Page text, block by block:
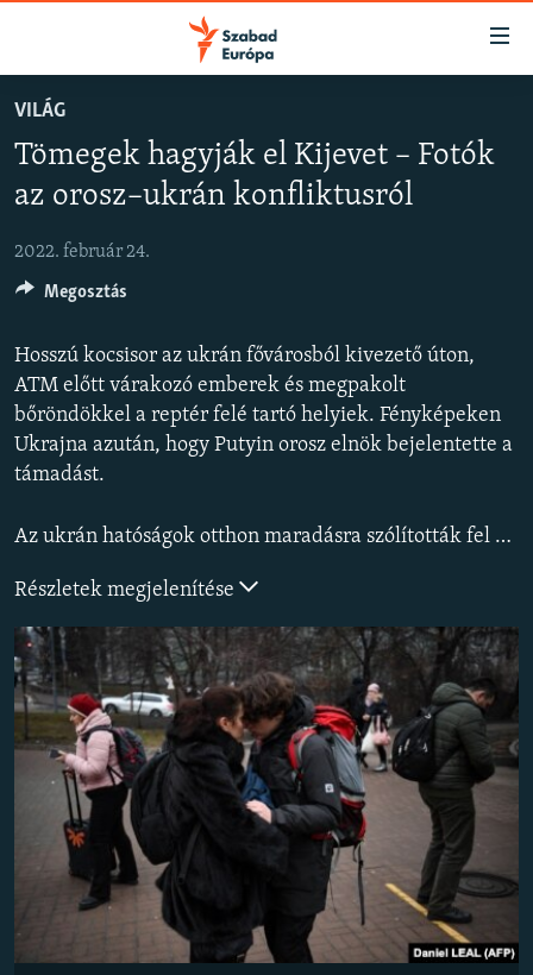
Akadálymentes
Ugrás
fő
oldalra
Ugrás
keresésre
AKTUÁLIS
PODCASTOK
VIDEÓK
ELEMZŐ
NER15
SZABADON
TÁRSADALOM
DEMOKRÁCIA
VILÁG
KLÍMAVÁLTOZÁS
A MÚLT TANULSÁGAI
KÖVESSEN MINKET!
Valamennyi RFE/RL weboldal
VILÁG
Tömegek hagyják el Kijevet – Fotók
az orosz–ukrán konfliktusról
2022. február 24.
Hosszú kocsisor az ukrán fővárosból kivezető úton,
ATM előtt várakozó emberek és megpakolt
bőröndökkel a reptér felé tartó helyiek. Fényképeken
Ukrajna azután, hogy Putyin orosz elnök bejelentette a
támadást.
Az ukrán hatóságok otthon maradásra szólították fel a helyi lakosságot, illetve rendkívüli állapotot vezettek be az országban.
Részletek megjelenítése
Megosztás
FELIRATKOZÁS
Feliratkozás